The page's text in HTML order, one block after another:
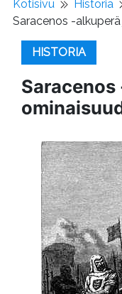
Kotisivu
Historia
Saracenos -
HISTORIA